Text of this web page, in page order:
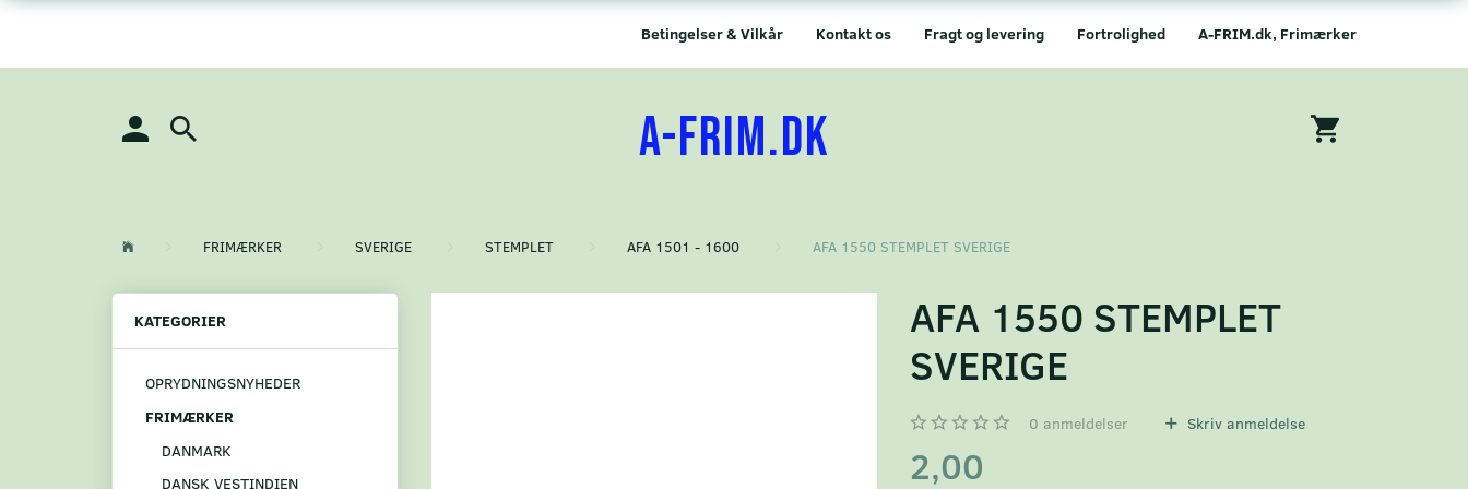
A-FRIM.dk, Frimærker
Fortrolighed
Fragt og levering
Kontakt os
Betingelser & Vilkår
A-FRIM.DK
FRIMÆRKER SVERIGE STEMPLET AFA 1501 - 1600 AFA 1550 STEMPLET SVERIGE
KATEGORIER
OPRYDNINGSNYHEDER
FRIMÆRKER
DANMARK
DANSK VESTINDIEN
AFA 1550 STEMPLET
SVERIGE
0 anmeldelser Skriv anmeldelse
2,00